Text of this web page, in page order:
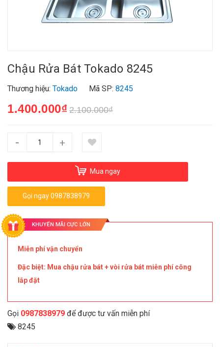
Chậu Rửa Bát Tokado 8245
Thương hiệu: Tokado Mã SP: 8245
1.400.000₫ 2.100.000₫
- +
Mua ngay
Gọi ngay 0987838979
KHUYẾN MÃI CỰC LỚN
Miễn phí vận chuyển
Đặc biệt: Mua chậu rửa bát + vòi rửa bát miễn phí công
lắp đặt
Gọi 0987838979 để được tư vấn miễn phí
8245